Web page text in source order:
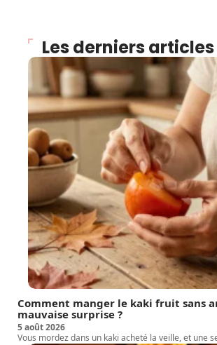
Les derniers articles
Comment manger le kaki fruit sans
mauvaise surprise ?
5 août 2026
Vous mordez dans un kaki acheté la veille, et une